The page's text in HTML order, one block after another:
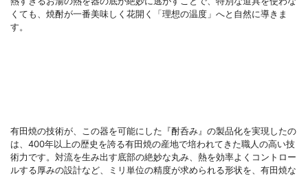
くても、焼酎が一番美味しく花開く「理想の温度」へと自然に導きま
す。
有田焼の技術が、この器を可能にした『酎呑み』の製品化を実現したの
は、400年以上の歴史を誇る有田焼の産地で培われてきた職人の高い技
術力です。対流を生み出す底部の絶妙な丸み、熱を効率よくコントロー
ルする厚みの設計など、ミリ単位の精度が求められる形状を、有田焼な